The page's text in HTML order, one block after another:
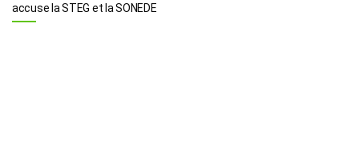
accuse la STEG et la SONEDE